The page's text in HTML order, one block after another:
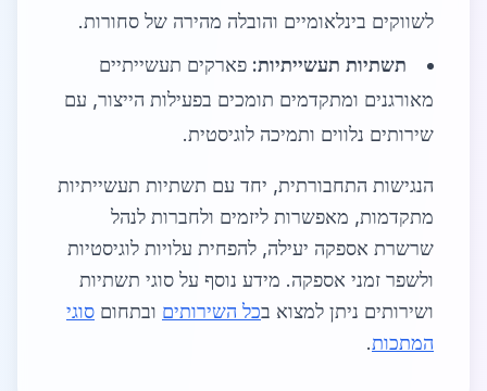
לשווקים בינלאומיים והובלה מהירה של סחורות.
תשתיות תעשייתיות: פארקים תעשייתיים
מאורגנים ומתקדמים תומכים בפעילות הייצור, עם
שירותים נלווים ותמיכה לוגיסטית.
הנגישות התחבורתית, יחד עם תשתיות תעשייתיות
מתקדמות, מאפשרות ליזמים ולחברות לנהל
שרשרת אספקה יעילה, להפחית עלויות לוגיסטיות
ולשפר זמני אספקה. מידע נוסף על סוגי תשתיות
ושירותים ניתן למצוא בכל השירותים ובתחום סוגי
המתכות.